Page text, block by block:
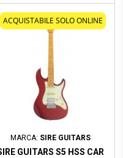
ACQUISTABILE SOLO ONLINE
MARCA: SIRE GUITARS
GUITARS S5 HSS CAR